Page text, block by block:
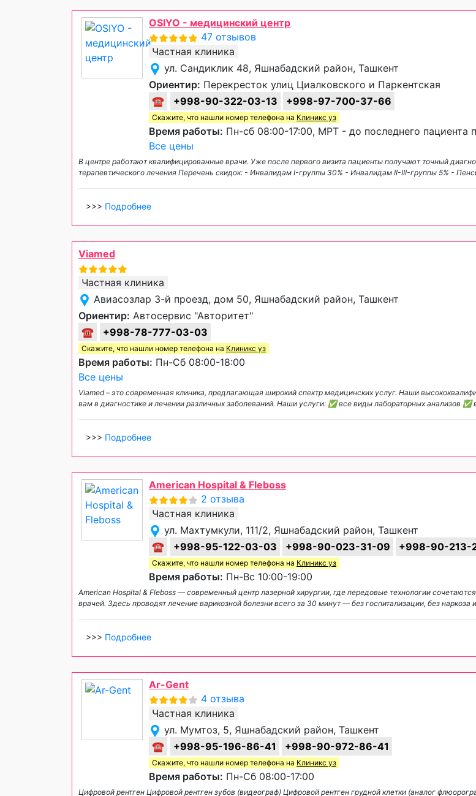
OSIYO - медицинский центр
47 отзывов
Частная клиника
ул. Сандиклик 48, Яшнабадский район, Ташкент
Ориентир: Перекресток улиц Циалковского и Паркентская
☎
+998-90-322-03-13 +998-97-700-37-66
Скажите, что нашли номер телефона на Клиникс уз
Время работы: Пн-сб 08:00-17:00, МРТ - до последнего пациента
Все цены
В центре работают квалифицированные врачи. Уже после первого визита пациенты получают точный
терапевтического лечения Перечень скидок: - Инвалидам I-группы 30% - Инвалидам II-III-группы 5% -
>>> Подробнее
Viamed
Частная клиника
Авиасозлар 3-й проезд, дом 50, Яшнабадский район, Ташкент
Ориентир: Автосервис "Авторитет"
☎
+998-78-777-03-03
Скажите, что нашли номер телефона на Клиникс уз
Время работы: Пн-Сб 08:00-18:00
Все цены
Viamed – это современная клиника, предлагающая широкий спектр медицинских услуг. Наши
вам в диагностике и лечении различных заболеваний. Наши услуги: ✅ все виды лабораторных анализов ✅
>>> Подробнее
American Hospital & Fleboss
2 отзыва
Частная клиника
ул. Махтумкули, 111/2, Яшнабадский район, Ташкент
☎
+998-95-122-03-03 +998-90-023-31-09 +998-90-213-
Скажите, что нашли номер телефона на Клиникс уз
Время работы: Пн-Вс 10:00-19:00
American Hospital & Fleboss — современный центр лазерной хирургии, где передовые технологии
врачей. Здесь проводят лечение варикозной болезни всего за 30 минут — без госпитализации, без
>>> Подробнее
Ar-Gent
4 отзыва
Частная клиника
ул. Мумтоз, 5, Яшнабадский район, Ташкент
☎
+998-95-196-86-41 +998-90-972-86-41
Скажите, что нашли номер телефона на Клиникс уз
Время работы: Пн-Сб 08:00-17:00
Цифровой рентген Цифровой рентген зубов (видеограф) Цифровой рентген грудной клетки (аналог